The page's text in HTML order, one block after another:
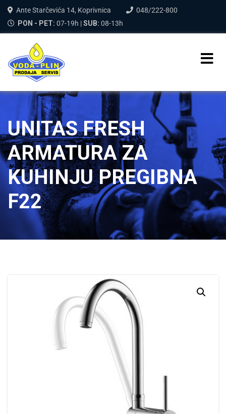
Ante Starčevića 14, Koprivnica
048/222-800
PON - PET: 07-19h |SUB: 08-13h
UNITAS FRESH
ARMATURA ZA
KUHINJU PREGIBNA
F22